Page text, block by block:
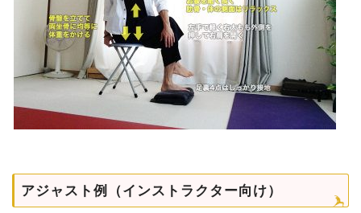
アジャスト例（インストラクター向け）